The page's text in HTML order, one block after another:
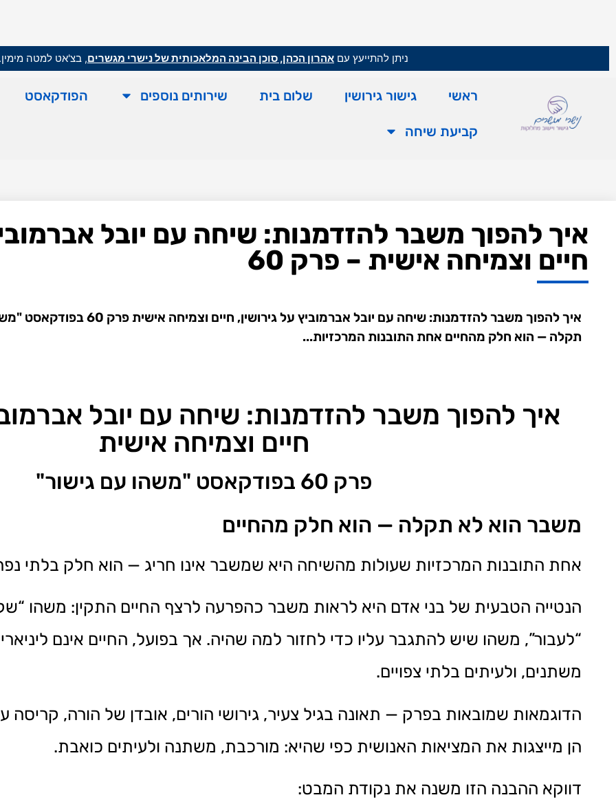
ניתן להתייעץ עם אהרון הכהן, סוכן הבינה המלאכותית של נישרי מגשרים, בצ'אט למטה מימין.
ראשי גישור גירושין שלום בית שירותים נוספים הפודקאסט
קביעת שיחה
איך להפוך משבר להזדמנות: שיחה עם יובל
חיים וצמיחה אישית – פרק 60
איך להפוך משבר להזדמנות: שיחה עם יובל
תקלה — הוא חלק מהחיים אחת התובנות המרכזיות...
איך להפוך משבר להזדמנות: שיחה עם יובל
חיים וצמיחה אישית
פרק 60 בפודקאסט "משהו עם גישור"
משבר הוא לא תקלה — הוא חלק מהחיים
אחת התובנות המרכזיות שעולות מהשיחה היא שמשבר אינו חריג — הוא חלק בלתי
הנטייה הטבעית של בני אדם היא לראות משבר כהפרעה לרצף החיים התקין: משהו
“לעבור”, משהו שיש להתגבר עליו כדי לחזור למה שהיה. אך בפועל, החיים אינם
משתנים, ולעיתים בלתי צפויים.
הדוגמאות שמובאות בפרק — תאונה בגיל צעיר, גירושי הורים, אובדן של הורה, קריסה
הן מייצגות את המציאות האנושית כפי שהיא: מורכבת, משתנה ולעיתים כואבת.
דווקא ההבנה הזו משנה את נקודת המבט: